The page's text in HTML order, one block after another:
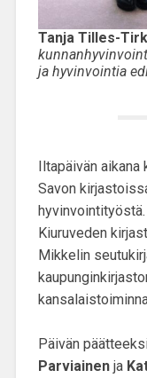
Tanja Tilles-
ja hyvinvointia
Iltapäivän
Savon
Kiuruveden
Mikkelin
Päivän
Parviainenja